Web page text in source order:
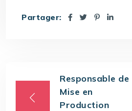
Partager:
Responsable de
Mise en
Production